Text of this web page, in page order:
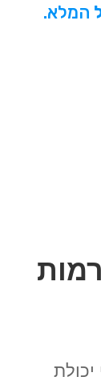
המלא.